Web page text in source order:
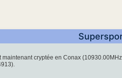
maintenant cryptée en Conax